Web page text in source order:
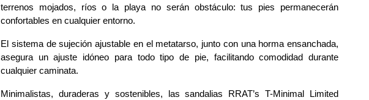
terrenos mojados, ríos o la playa no serán obstáculo: tus pies permanecerán
confortables en cualquier entorno.
El sistema de sujeción ajustable en el metatarso, junto con una horma ensanchada,
asegura un ajuste idóneo para todo tipo de pie, facilitando comodidad durante
cualquier caminata.
Minimalistas, duraderas y sostenibles, las sandalias RRAT’s T-Minimal Limited